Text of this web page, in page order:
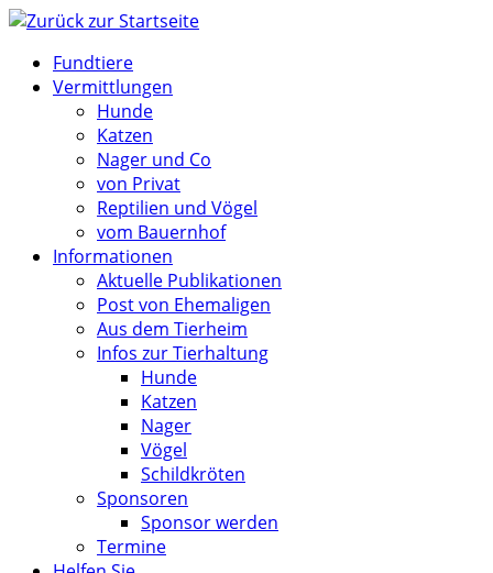
Zum
springenFundtiere
Vermittlungen
Hunde
Katzen
Nager und Co
von Privat
Reptilien und Vögel
vom Bauernhof
Informationen
Aktuelle Publikationen
Post von Ehemaligen
Aus dem Tierheim
Infos zur Tierhaltung
Hunde
Katzen
Nager
Vögel
Schildkröten
Sponsoren
Sponsor werden
Termine